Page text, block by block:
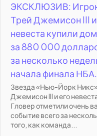
ЭКСКЛЮЗИВ:
Трей Джемисон III и
невеста купили
за 880 000
за несколько
начала финала НБА.
Звезда «Нью-Йорк
Джемисон III и его
Гловер отметили очень
событие всего за
того, как команда...